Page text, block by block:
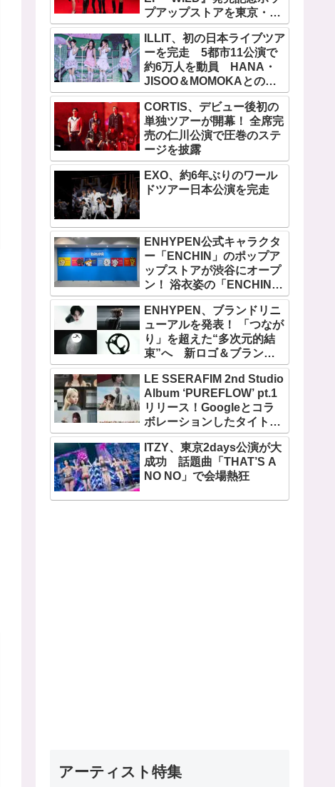
プアップストアを東京・原
宿で開催 限定グッズも登
場ILLIT、初の日本ライブツア
ーを完走 5都市11公演で
約6万人を動員 HANA・
JISOO＆MOMOKAとのス
ペシャルコラボも実現
CORTIS、デビュー後初の
単独ツアーが開幕！ 全席完
売の仁川公演で圧巻のステ
ージを披露
EXO、約6年ぶりのワール
ドツアー日本公演を完走
ENHYPEN公式キャラクタ
ー「ENCHIN」のポップア
ップストアが渋谷にオープ
ン！ 浴衣姿の「ENCHIN」
が登場
ENHYPEN、ブランドリニ
ューアルを発表！ 「つなが
り」を超えた“多次元的結
束”へ 新ロゴ＆ブランド
フィルム公開
LE SSERAFIM 2nd Studio
Album ‘PUREFLOW’ pt.1
リリース！Googleとコラ
ボレーションしたタイトル
曲「BOOMPALA」MVも公
開
ITZY、東京2days公演が大
成功 話題曲「THAT’S A
NO NO」で会場熱狂
アーティスト特集